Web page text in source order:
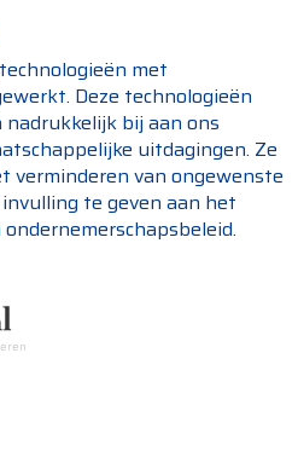
met
Deze technologieën
bij aan ons
uitdagingen. Ze
verminderen van ongewenste
te geven aan het